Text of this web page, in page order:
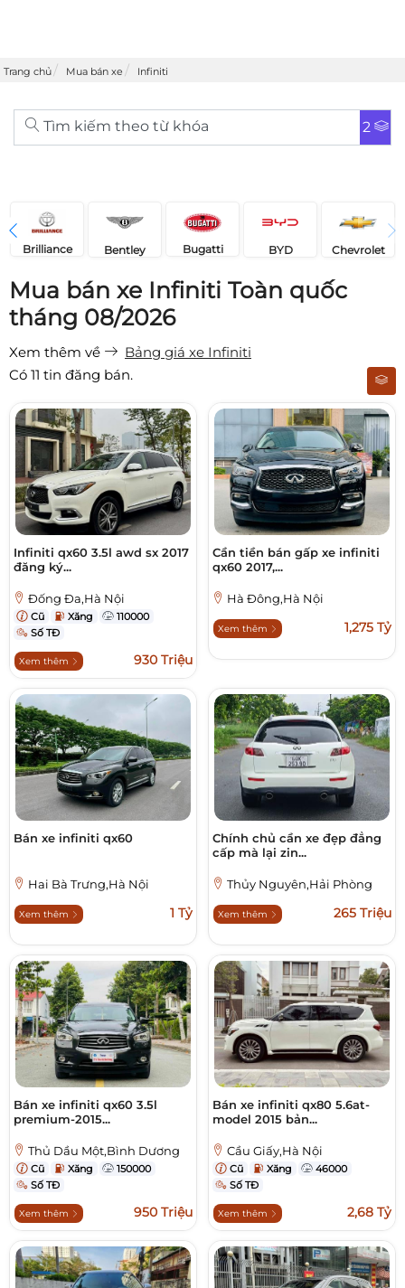
Trang chủ Mua bán xe Infiniti
Tìm kiếm theo từ khóa 2
Brilliance Bentley Bugatti BYD Chevrolet
Mua bán xe Infiniti Toàn quốc
tháng 08/2026
Xem thêm về
Bảng giá xe Infiniti
Có 11 tin đăng bán.
Infiniti qx60 3.5l awd sx 2017
đăng ký...
Đống Đa,Hà Nội
Cũ Xăng
110000
Số TĐ
Xem thêm 930 Triệu
Cần tiền bán gấp xe infiniti
qx60 2017,...
Hà Đông,Hà Nội
Xem thêm 1,275 Tỷ
Bán xe infiniti qx60
Hai Bà Trưng,Hà Nội
Xem thêm 1 Tỷ
Chính chủ cần xe đẹp đẳng
cấp mà lại zin...
Thủy Nguyên,Hải Phòng
Xem thêm 265 Triệu
Bán xe infiniti qx60 3.5l
premium-2015...
Thủ Dầu Một,Bình Dương
Cũ Xăng
150000
Số TĐ
Xem thêm 950 Triệu
Bán xe infiniti qx80 5.6at-
model 2015 bản...
Cầu Giấy,Hà Nội
Cũ Xăng
46000
Số TĐ
Xem thêm 2,68 Tỷ